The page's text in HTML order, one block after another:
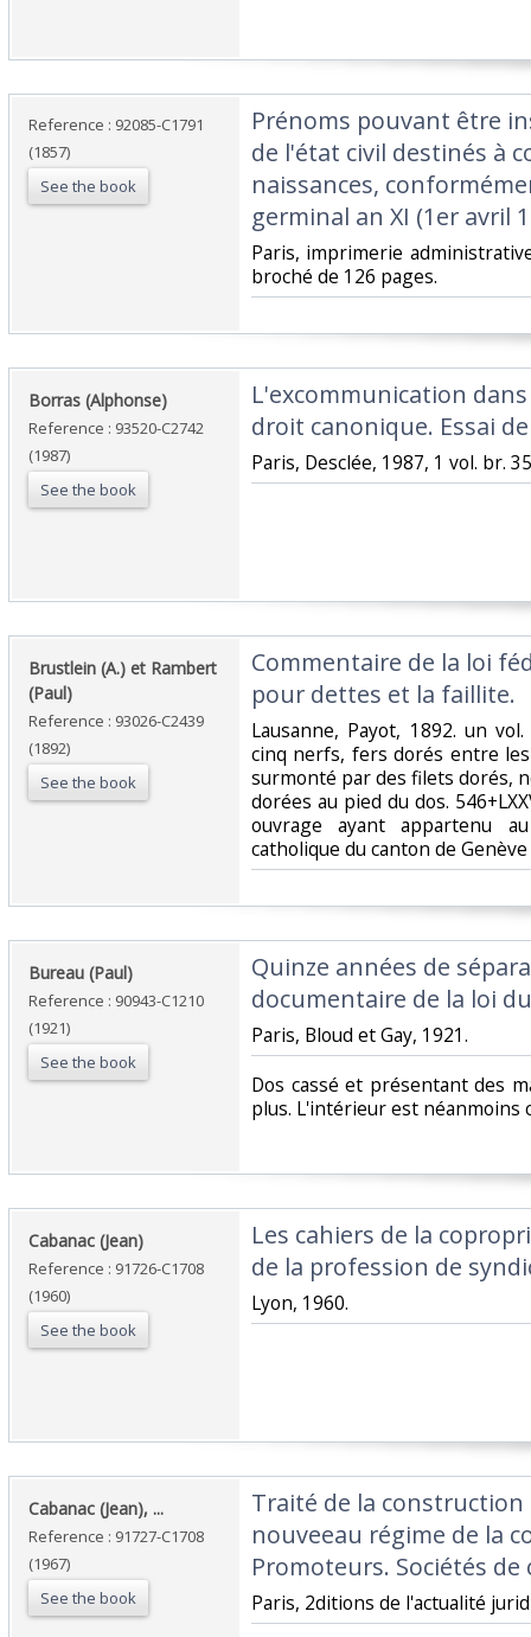
Reference : 92085-C1791
(1857)
See the book
‎Prénoms pouvant être
de l'état civil destinés à
naissances,
germinal an XI (1er avril
‎Paris, imprimerie
broché de 126 pages. ‎
‎Borras (Alphonse)‎
Reference : 93520-C2742
(1987)
See the book
‎L'excommunication
droit canonique. Essai
‎Paris, Desclée, 1987, 1 vol. br.
‎Brustlein (A.) et Rambert
(Paul)‎
Reference : 93026-C2439
(1892)
See the book
‎Commentaire de la loi
pour dettes et la faillite. ‎
‎Lausanne, Payot, 1892. un
cinq nerfs, fers dorés entre
surmonté par des filets dorés,
dorées au pied du dos.
ouvrage ayant appartenu
catholique du canton de Genève
‎Bureau (Paul)‎
Reference : 90943-C1210
(1921)
See the book
‎Quinze années de
documentaire de la loi
‎Paris, Bloud et Gay, 1921.‎
‎Dos cassé et présentant des
plus. L'intérieur est néanmoins
‎Cabanac (Jean)‎
Reference : 91726-C1708
(1960)
See the book
‎Les cahiers de la
de la profession de
‎Lyon, 1960.‎
‎Cabanac (Jean), ...‎
Reference : 91727-C1708
(1967)
See the book
‎Traité de la
nouveeau régime de la
Promoteurs. Sociétés
‎Paris, 2ditions de l'actualité